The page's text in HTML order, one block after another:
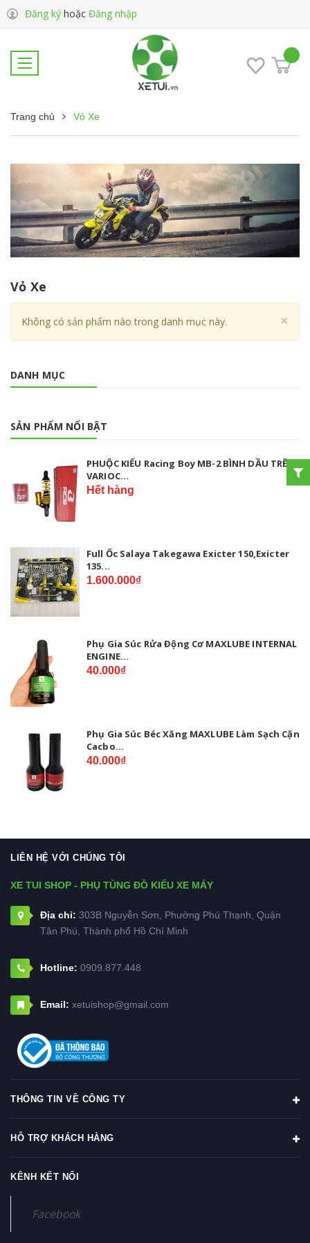
Đăng ký hoặc Đăng nhập
Trang chủ Vỏ Xe
Vỏ Xe
×
Không có sản phẩm nào trong danh mục này.
DANH MỤC
SẢN PHẨM NỔI BẬT
PHUỘC KIỂU Racing Boy MB-2 BÌNH DẦU TRÊN
VARIOC...
Hết hàng
Full Ốc Salaya Takegawa Exicter 150,Exicter
135...
1.600.000₫
Phụ Gia Súc Rửa Động Cơ MAXLUBE INTERNAL
ENGINE...
40.000₫
Phụ Gia Súc Béc Xăng MAXLUBE Làm Sạch Cặn
Cacbo...
40.000₫
LIÊN HỆ VỚI CHÚNG TÔI
XE TUI SHOP - PHỤ TÙNG ĐỒ KIỂU XE MÁY
Địa chỉ: 303B Nguyễn Sơn, Phường Phú Thạnh, Quận
Tân Phú, Thành phố Hồ Chí Minh
Hotline: 0909.877.448
Email: xetuishop@gmail.com
THÔNG TIN VỀ CÔNG TY
HỖ TRỢ KHÁCH HÀNG
KÊNH KẾT NỐI
Facebook